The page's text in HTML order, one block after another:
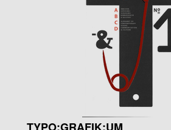
TYPO:GRAFIK:UM